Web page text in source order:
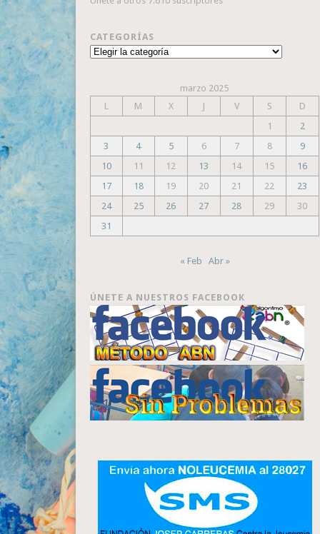
CATEGORÍAS
Categorías
marzo 2025
L
M X J V S
D
1
2
3
4 5 6 7 8
9
10
11 12 13 14 15
16
17
18 19 20 21 22
23
24
25 26 27 28 29
30
31
« Feb Abr »
ÚNETE A NUESTROS FACEBOOK